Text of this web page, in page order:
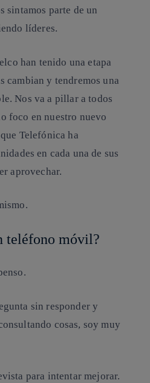
sintamos parte de un
líderes.
han tenido una etapa
cambian y tendremos una
Nos va a pillar a todos
foco en nuestro nuevo
Telefónica ha
en cada una de sus
aprovechar.
teléfono móvil?
sin responder y
cosas, soy muy
para intentar mejorar.